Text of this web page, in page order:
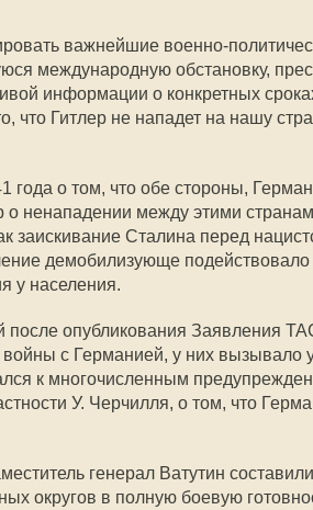
важнейшие военно-
международную обстановку,
информации о конкретных
Гитлер не нападет на нашу
о том, что обе стороны,
о ненападении между этими
заискивание Сталина перед
демобилизующе подействовало
у населения.
после опубликования Заявления
с Германией, у них вызывало
к многочисленным
У. Черчилля, о том, что
генерал Ватутин
округов в полную боевую